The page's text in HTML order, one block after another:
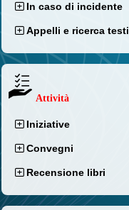
In caso di incidente
Appelli e ricerca
Attività
Iniziative
Convegni
Recensione libri